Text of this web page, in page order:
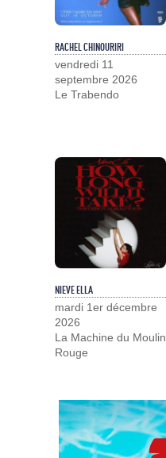
RACHEL CHINOURIRI
vendredi 11
septembre 2026
Le Trabendo
NIEVE ELLA
mardi 1er décembre
2026
La Machine du Moulin
Rouge